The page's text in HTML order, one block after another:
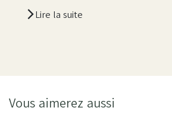
Lire la suite
Vous aimerez aussi